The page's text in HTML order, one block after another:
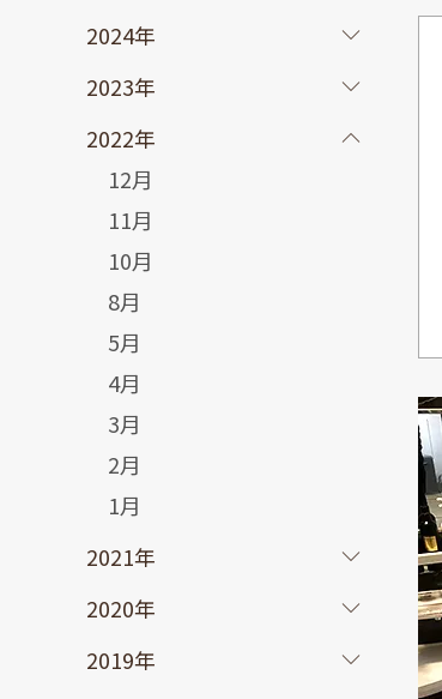
2024年
2023年
2022年
12月
11月
10月
8月
5月
4月
3月
2月
1月
2021年
2020年
2019年